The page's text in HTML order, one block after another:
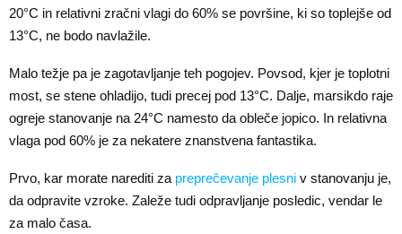
20°C in relativni zračni vlagi do 60% se površine, ki so toplejše od
13°C, ne bodo navlažile.
Malo težje pa je zagotavljanje teh pogojev. Povsod, kjer je toplotni
most, se stene ohladijo, tudi precej pod 13°C. Dalje, marsikdo raje
ogreje stanovanje na 24°C namesto da obleče jopico. In relativna
vlaga pod 60% je za nekatere znanstvena fantastika.
Prvo, kar morate narediti za preprečevanje plesni v stanovanju je,
da odpravite vzroke. Zaleže tudi odpravljanje posledic, vendar le
za malo časa.